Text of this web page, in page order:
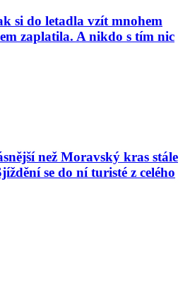
si do letadla vzít mnohem
zaplatila. A nikdo s tím nic
než Moravský kras stále
se do ní turisté z celého